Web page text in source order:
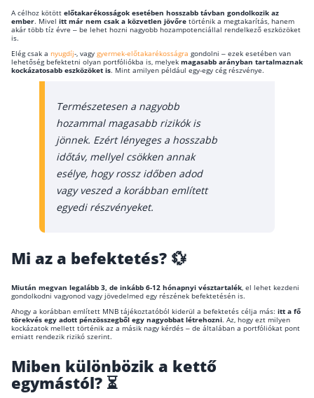
Befektetési egységekhez kötött életbiztosítás
Egészségbiztosítás
Magán egészségbiztosítás 💊
Betegbiztosítás
Egészségpénztár – Spórolj évi akár 150 ezer
Egészségbiztosítás kalkulátor
Befektetés
Legjobb befektetés
Részvény vásárlás
Befektetési alapok
TBSZ számla
ETF
Gyermek megtakarítás
A célhoz kötött előtakarékosságok esetében hosszabb távban gondolkozik az
ember. Mivel itt már nem csak a közvetlen jövőre történik a megtakarítás, hanem
akár több tíz évre – be lehet hozni nagyobb hozampotenciállal rendelkező eszközöket
is.
Elég csak a nyugdíj-, vagy gyermek-előtakarékosságra gondolni – ezek esetében van
lehetőség befektetni olyan portfóliókba is, melyek magasabb arányban tartalmaznak
kockázatosabb eszközöket is. Mint amilyen például egy-egy cég részvénye.
Természetesen a nagyobb
hozammal magasabb rizikók is
jönnek. Ezért lényeges a hosszabb
időtáv, mellyel csökken annak
esélye, hogy rossz időben adod
vagy veszed a korábban említett
egyedi részvényeket.
Mi az a befektetés? 💱
Miután megvan legalább 3, de inkább 6-12 hónapnyi vésztartalék, el lehet kezdeni
gondolkodni vagyonod vagy jövedelmed egy részének befektetésén is.
Ahogy a korábban említett MNB tájékoztatóból kiderül a befektetés célja más: itt a fő
törekvés egy adott pénzösszegből egy nagyobbat létrehozni. Az, hogy ezt milyen
kockázatok mellett történik az a másik nagy kérdés – de általában a portfóliókat pont
emiatt rendezik rizikó szerint.
Miben különbözik a kettő
egymástól? ⏳